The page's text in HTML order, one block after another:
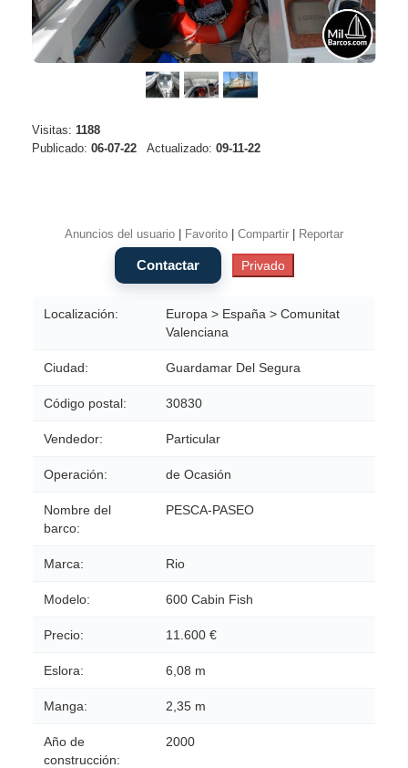
Visitas: 1188
Publicado: 06-07-22 Actualizado: 09-11-22
Anuncios del usuario Favorito Compartir Reportar
Localización:
Europa > España > Comunitat
Valenciana
Ciudad: Guardamar Del Segura
Código postal: 30830
Vendedor: Particular
Operación: de Ocasión
Nombre del
barco:
PESCA-PASEO
Marca: Rio
Modelo: 600 Cabin Fish
Precio: 11.600 €
Eslora: 6,08 m
Manga: 2,35 m
Año de
construcción:
2000